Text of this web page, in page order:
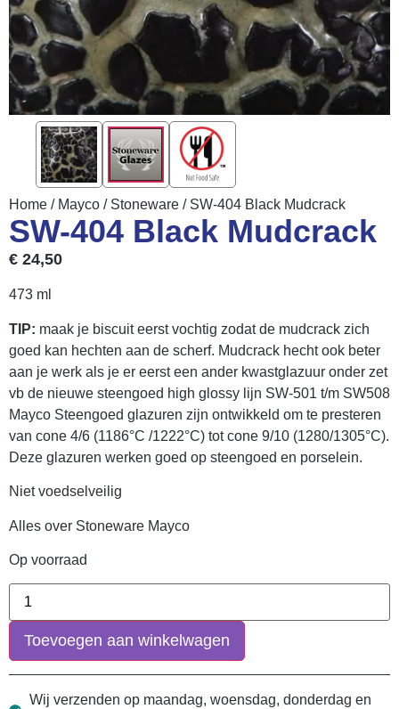
Home / Mayco / Stoneware / SW-404 Black Mudcrack
SW-404 Black Mudcrack
€ 24,50
473 ml
TIP: maak je biscuit eerst vochtig zodat de mudcrack zich
goed kan hechten aan de scherf. Mudcrack hecht ook beter
aan je werk als je er eerst een ander kwastglazuur onder zet
vb de nieuwe steengoed high glossy lijn SW-501 t/m SW508
Mayco Steengoed glazuren zijn ontwikkeld om te presteren
van cone 4/6 (1186°C /1222°C) tot cone 9/10 (1280/1305°C).
Deze glazuren werken goed op steengoed en porselein.
Niet voedselveilig
Alles over Stoneware Mayco
Op voorraad
Toevoegen aan winkelwagen
Wij verzenden op maandag, woensdag, donderdag en